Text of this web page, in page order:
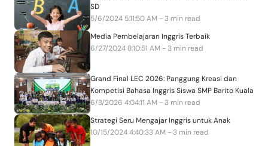
SD
5/6/2024 5:11:50 AM - 3 min read
Media Pembelajaran Inggris Terbaik
6/27/2024 8:10:51 AM - 3 min read
Grand Final LEC 2026: Panggung Kreasi dan
Kompetisi Bahasa Inggris Siswa SMP Barito Kuala
6/3/2026 4:04:11 AM - 3 min read
Strategi Seru Mengajar Inggris untuk Anak
10/15/2024 4:40:33 AM - 3 min read